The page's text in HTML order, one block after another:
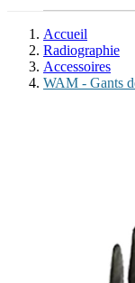
Accueil
Radiographie
Accessoires
WAM - Gants